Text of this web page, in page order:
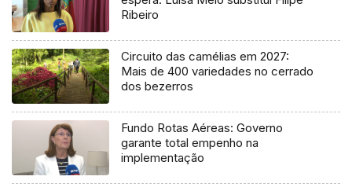
Ribeiro
Circuito das camélias em 2027:
Mais de 400 variedades no cerrado
dos bezerros
Fundo Rotas Aéreas: Governo
garante total empenho na
implementação